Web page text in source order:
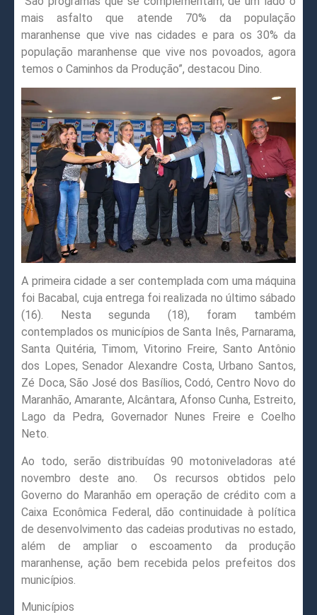
mais asfalto que atende 70% da população
maranhense que vive nas cidades e para os 30% da
população maranhense que vive nos povoados, agora
temos o Caminhos da Produção”, destacou Dino.
A primeira cidade a ser contemplada com uma máquina
foi Bacabal, cuja entrega foi realizada no último sábado
(16). Nesta segunda (18), foram também
contemplados os municípios de Santa Inês, Parnarama,
Santa Quitéria, Timom, Vitorino Freire, Santo Antônio
dos Lopes, Senador Alexandre Costa, Urbano Santos,
Zé Doca, São José dos Basílios, Codó, Centro Novo do
Maranhão, Amarante, Alcântara, Afonso Cunha, Estreito,
Lago da Pedra, Governador Nunes Freire e Coelho
Neto.
Ao todo, serão distribuídas 90 motoniveladoras até
novembro deste ano. Os recursos obtidos pelo
Governo do Maranhão em operação de crédito com a
Caixa Econômica Federal, dão continuidade à política
de desenvolvimento das cadeias produtivas no estado,
além de ampliar o escoamento da produção
maranhense, ação bem recebida pelos prefeitos dos
municípios.
Municípios